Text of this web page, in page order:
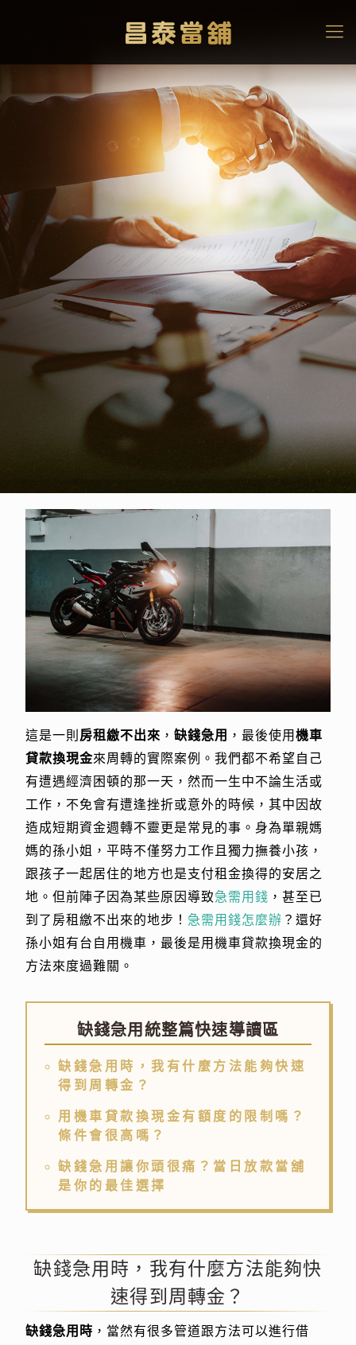
房租繳不出來
缺錢急用時，用機車貸款
換現金
高雄當舖 機車借款 >
房租繳不出來，缺錢急用時，用機車
貸款換現金
這是一則 房租繳不出來 ，缺錢急用 ，最後使用機車
貸款換現金來周轉的實際案例。我們都不希望自己
有遭遇經濟困頓的那一天，然而一生中不論生活或
工作，不免會有遭逢挫折或意外的時候，其中因故
造成短期資金週轉不靈更是常見的事。身為單親媽
媽的孫小姐，平時不僅努力工作且獨力撫養小孩，
跟孩子一起居住的地方也是支付租金換得的安居之
地。但前陣子因為某些原因導致急需用錢 ，甚至已
到了房租繳不出來的地步！急需用錢怎麼辦 ？還好
孫小姐有台自用機車，最後是用機車貸款換現金的
方法來度過難關。
缺錢急用統整篇快速導讀區
缺錢急用時，我有什麼方法能夠快速
得到周轉金？
用機車貸款換現金有額度的限制嗎？
條件會很高嗎？
缺錢急用讓你頭很痛？當日放款當舖
是你的最佳選擇
缺錢急用時，我有什麼方法能夠快
速得到周轉金？
缺錢急用時 ，當然有很多管道跟方法可以進行借